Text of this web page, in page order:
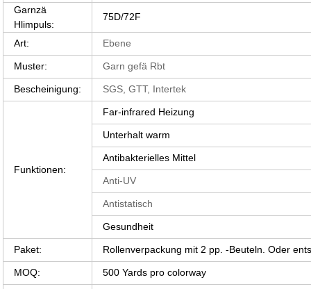
Garnzä
Hlimpuls:
75D/72F
Art: Ebene
Muster: Garn gefä Rbt
Bescheinigung: SGS, GTT, Intertek
Funktionen:
Far-infrared Heizung
Unterhalt warm
Antibakterielles Mittel
Anti-UV
Antistatisch
Gesundheit
Paket: Rollenverpackung mit 2 pp. -Beuteln. Oder
MOQ: 500 Yards pro colorway